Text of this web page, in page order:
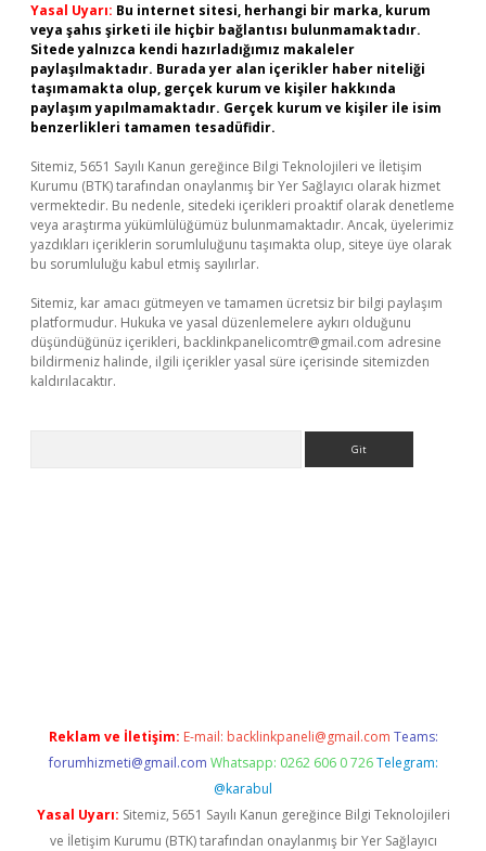
Yasal Uyarı: Bu internet sitesi, herhangi bir marka, kurum
veya şahıs şirketi ile hiçbir bağlantısı bulunmamaktadır.
Sitede yalnızca kendi hazırladığımız makaleler
paylaşılmaktadır. Burada yer alan içerikler haber niteliği
taşımamakta olup, gerçek kurum ve kişiler hakkında
paylaşım yapılmamaktadır. Gerçek kurum ve kişiler ile isim
benzerlikleri tamamen tesadüfidir.
Sitemiz, 5651 Sayılı Kanun gereğince Bilgi Teknolojileri ve İletişim
Kurumu (BTK) tarafından onaylanmış bir Yer Sağlayıcı olarak hizmet
vermektedir. Bu nedenle, sitedeki içerikleri proaktif olarak denetleme
veya araştırma yükümlülüğümüz bulunmamaktadır. Ancak, üyelerimiz
yazdıkları içeriklerin sorumluluğunu taşımakta olup, siteye üye olarak
bu sorumluluğu kabul etmiş sayılırlar.
Sitemiz, kar amacı gütmeyen ve tamamen ücretsiz bir bilgi paylaşım
platformudur. Hukuka ve yasal düzenlemelere aykırı olduğunu
düşündüğünüz içerikleri, backlinkpanelicomtr@gmail.com adresine
bildirmeniz halinde, ilgili içerikler yasal süre içerisinde sitemizden
kaldırılacaktır.
Reklam ve İletişim: E-mail: backlinkpaneli@gmail.com Teams:
forumhizmeti@gmail.com Whatsapp: 0262 606 0 726 Telegram:
@karabul
Yasal Uyarı: Sitemiz, 5651 Sayılı Kanun gereğince Bilgi Teknolojileri
ve İletişim Kurumu (BTK) tarafından onaylanmış bir Yer Sağlayıcı